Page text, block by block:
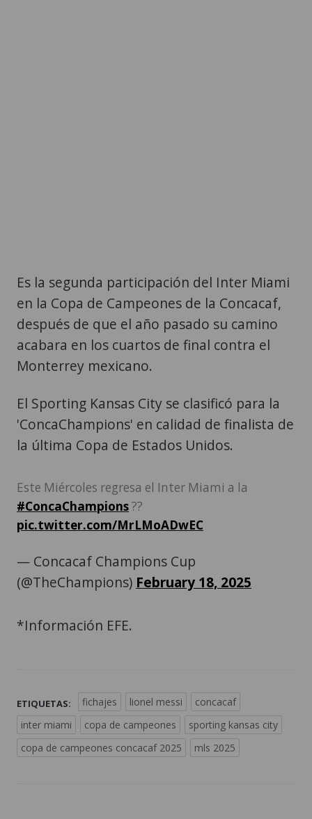
Es la segunda participación del Inter Miami
en la Copa de Campeones de la Concacaf,
después de que el año pasado su camino
acabara en los cuartos de final contra el
Monterrey mexicano.
El Sporting Kansas City se clasificó para la
'ConcaChampions' en calidad de finalista de
la última Copa de Estados Unidos.
Este Miércoles regresa el Inter Miami a la
#ConcaChampions??
pic.twitter.com/MrLMoADwEC
— Concacaf Champions Cup
(@TheChampions) February 18, 2025
*Información EFE.
ETIQUETAS: fichajes lionel messi
concacaf
inter miami
copa de campeones
sporting kansas city
copa de campeones concacaf 2025
mls 2025